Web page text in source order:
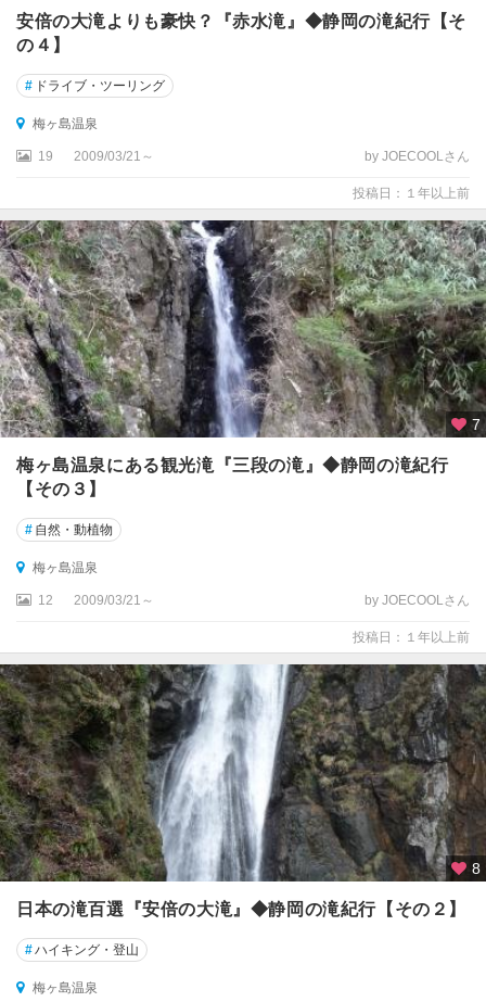
安倍の大滝よりも豪快？『赤水滝』◆静岡の滝紀行【そ
の４】
# ドライブ・ツーリング
梅ヶ島温泉
19 2009/03/21～ by JOECOOLさん
投稿日：１年以上前
7
梅ヶ島温泉にある観光滝『三段の滝』◆静岡の滝紀行
【その３】
# 自然・動植物
梅ヶ島温泉
12 2009/03/21～ by JOECOOLさん
投稿日：１年以上前
8
日本の滝百選『安倍の大滝』◆静岡の滝紀行【その２】
#ハイキング・登山
梅ヶ島温泉